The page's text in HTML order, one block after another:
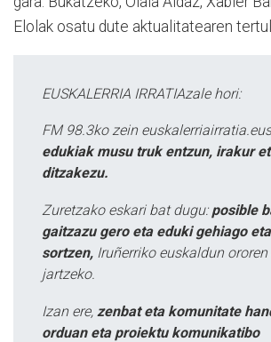
Elolak osatu dute aktualitatearen
EUSKALERRIA IRRATIAzale hori:
FM 98.3ko zein
edukiak musu truk entzun, irakur
ditzakezu.
Zuretzako eskari bat dugu: posible
gaitzazu gero eta eduki gehiago
sortzen, Iruñerriko euskaldun ororen
jartzeko.
Izan ere, zenbat eta komunitate
orduan eta proiektu komunikatibo